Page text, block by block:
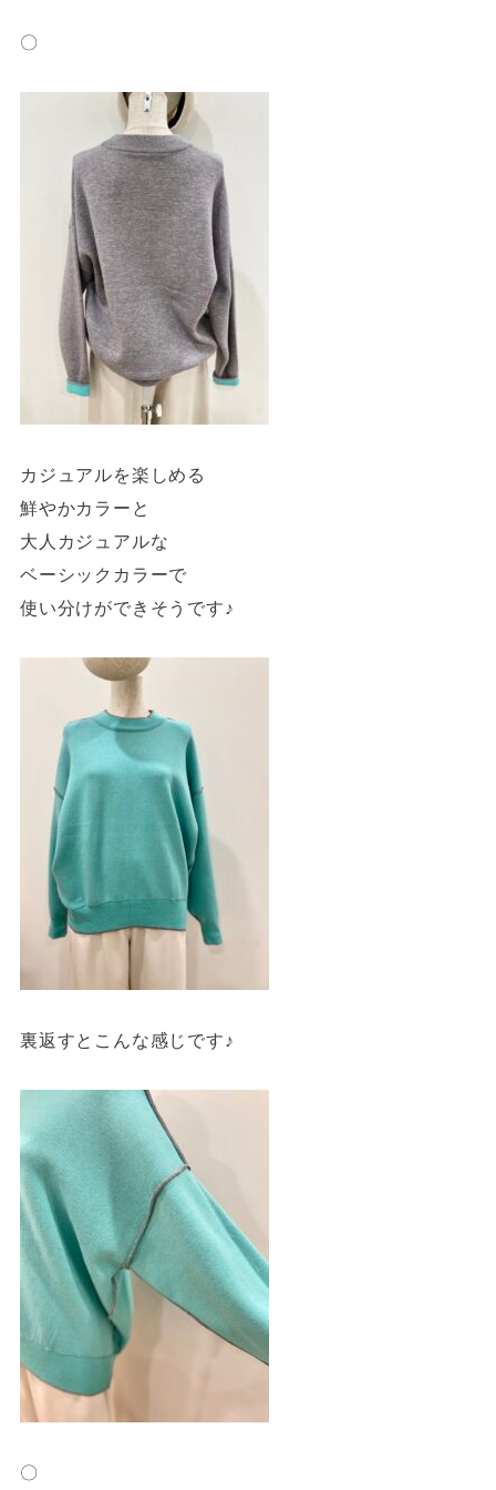
〇
カジュアルを楽しめる
鮮やかカラーと
大人カジュアルな
ベーシックカラーで
使い分けができそうです♪
裏返すとこんな感じです♪
〇